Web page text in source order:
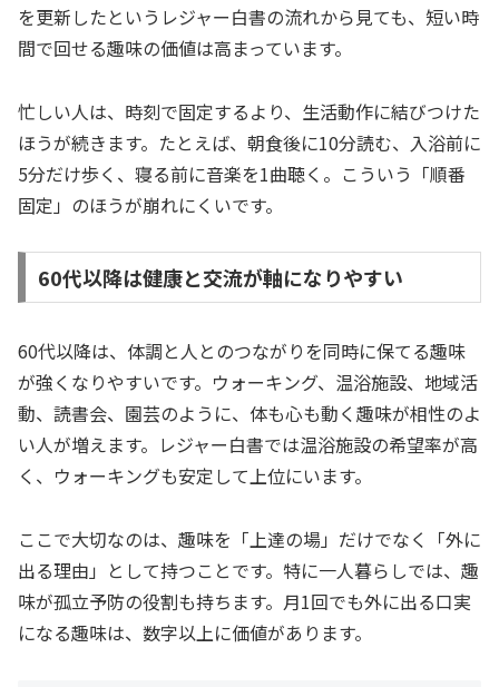
を更新したというレジャー白書の流れから見ても、短い時
間で回せる趣味の価値は高まっています。
忙しい人は、時刻で固定するより、生活動作に結びつけた
ほうが続きます。たとえば、朝食後に10分読む、入浴前に
5分だけ歩く、寝る前に音楽を1曲聴く。こういう「順番
固定」のほうが崩れにくいです。
60代以降は健康と交流が軸になりやすい
60代以降は、体調と人とのつながりを同時に保てる趣味
が強くなりやすいです。ウォーキング、温浴施設、地域活
動、読書会、園芸のように、体も心も動く趣味が相性のよ
い人が増えます。レジャー白書では温浴施設の希望率が高
く、ウォーキングも安定して上位にいます。
ここで大切なのは、趣味を「上達の場」だけでなく「外に
出る理由」として持つことです。特に一人暮らしでは、趣
味が孤立予防の役割も持ちます。月1回でも外に出る口実
になる趣味は、数字以上に価値があります。